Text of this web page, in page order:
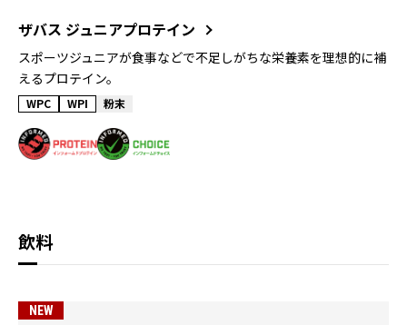
ザバス ジュニアプロテイン
スポーツジュニアが食事などで不足しがちな栄養素を理想的に補
えるプロテイン。
WPC WPI 粉末
飲料
NEW